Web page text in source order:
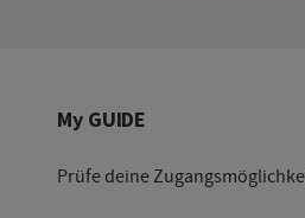
My GUIDE
Prüfe deine